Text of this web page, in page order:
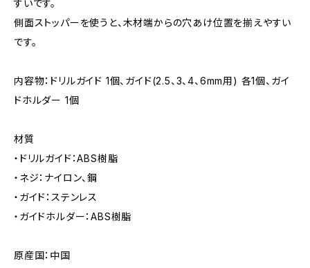
すいです。
側面ストッパーを使うと、木材端からの穴あけ位置を揃えやすい
です。
内容物：ドリルガイド 1個、ガイド(2.5、3、4、6mm用) 各1個、ガイ
ドホルダー 1個
材質
・ドリルガイド：ABS樹脂
・ネジ：ナイロン、鋼
・ガイド：ステンレス
・ガイドホルダー：ABS樹脂
原産国：中国